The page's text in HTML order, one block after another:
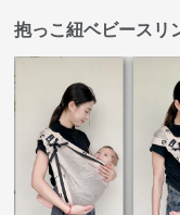
抱っこ紐ベビースリ